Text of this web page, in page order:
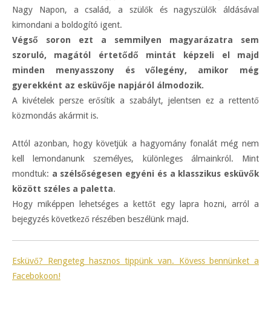
Nagy Napon, a család, a szülők és nagyszülők áldásával
kimondani a boldogító igent.
Végső soron ezt a semmilyen magyarázatra sem
szoruló, magától értetődő mintát képzeli el majd
minden menyasszony és vőlegény, amikor még
gyerekként az esküvője napjáról álmodozik.
A kivételek persze erősítik a szabályt, jelentsen ez a rettentő
közmondás akármit is.
Attól azonban, hogy követjük a hagyomány fonalát még nem
kell lemondanunk személyes, különleges álmainkról. Mint
mondtuk: a szélsőségesen egyéni és a klasszikus esküvők
között széles a paletta.
Hogy miképpen lehetséges a kettőt egy lapra hozni, arról a
bejegyzés következő részében beszélünk majd.
Esküvő? Rengeteg hasznos tippünk van. Kövess bennünket a
Facebokoon!